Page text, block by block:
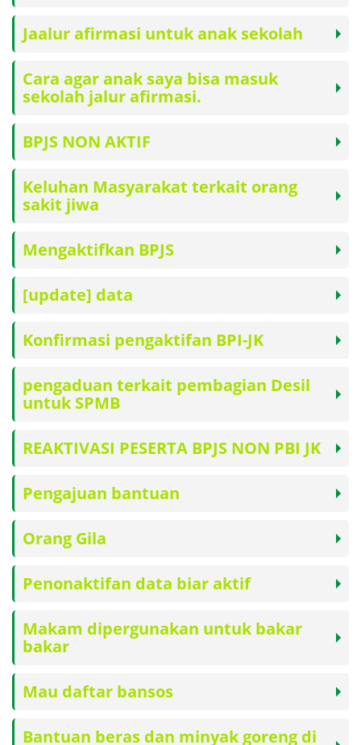
Jaalur afirmasi untuk anak sekolah
Cara agar anak saya bisa masuk
sekolah jalur afirmasi.
BPJS NON AKTIF
Keluhan Masyarakat terkait orang
sakit jiwa
Mengaktifkan BPJS
[update] data
Konfirmasi pengaktifan BPI-JK
pengaduan terkait pembagian Desil
untuk SPMB
REAKTIVASI PESERTA BPJS NON PBI JK
Pengajuan bantuan
Orang Gila
Penonaktifan data biar aktif
Makam dipergunakan untuk bakar
bakar
Mau daftar bansos
Bantuan beras dan minyak goreng di